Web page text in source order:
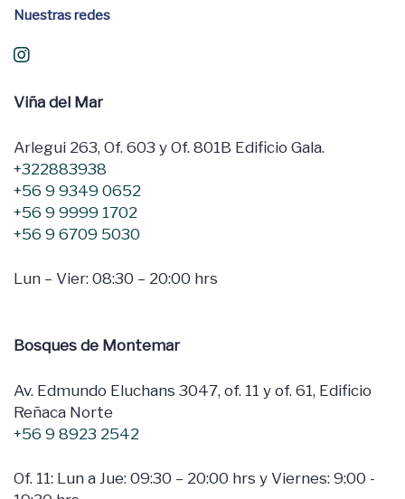
Nuestras redes
Viña del Mar
Arlegui 263, Of. 603 y Of. 801B Edificio Gala.
+322883938
+56 9 9349 0652
+56 9 9999 1702
+56 9 6709 5030
Lun – Vier: 08:30 – 20:00 hrs
Bosques de Montemar
Av. Edmundo Eluchans 3047, of. 11 y of. 61, Edificio
Reñaca Norte
+56 9 8923 2542
Of. 11: Lun a Jue: 09:30 – 20:00 hrs y Viernes: 9:00 -